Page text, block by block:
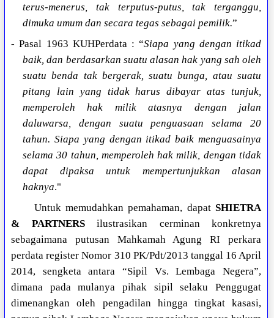
terus-menerus, tak terputus-putus, tak terganggu,
dimuka umum dan secara tegas sebagai pemilik.”
- Pasal 1963 KUHPerdata : “Siapa yang dengan itikad
baik, dan berdasarkan suatu alasan hak yang sah oleh
suatu benda tak bergerak, suatu bunga, atau suatu
pitang lain yang tidak harus dibayar atas tunjuk,
memperoleh hak milik atasnya dengan jalan
daluwarsa, dengan suatu penguasaan selama 20
tahun. Siapa yang dengan itikad baik menguasainya
selama 30 tahun, memperoleh hak milik, dengan tidak
dapat dipaksa untuk mempertunjukkan alasan
haknya."
Untuk memudahkan pemahaman, dapat SHIETRA
& PARTNERSilustrasikan cerminan konkretnya
sebagaimana putusan Mahkamah Agung RI perkara
perdata register Nomor 310 PK/Pdt/2013 tanggal 16 April
2014, sengketa antara “Sipil Vs. Lembaga Negera”,
dimana pada mulanya pihak sipil selaku Penggugat
dimenangkan oleh pengadilan hingga tingkat kasasi,